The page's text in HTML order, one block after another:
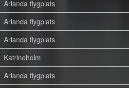
Arlanda flygplats
Arlanda flygplats
Arlanda flygplats
Katrineholm
Arlanda flygplats